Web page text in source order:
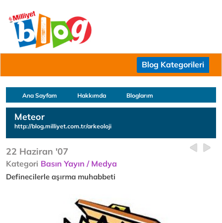
Blog Kategorileri
Ana Sayfam Hakkımda Bloglarım
Meteor
http://blog.milliyet.com.tr/arkeoloji
22 Haziran '07
Kategori Basın Yayın / Medya
Definecilerle aşırma muhabbeti